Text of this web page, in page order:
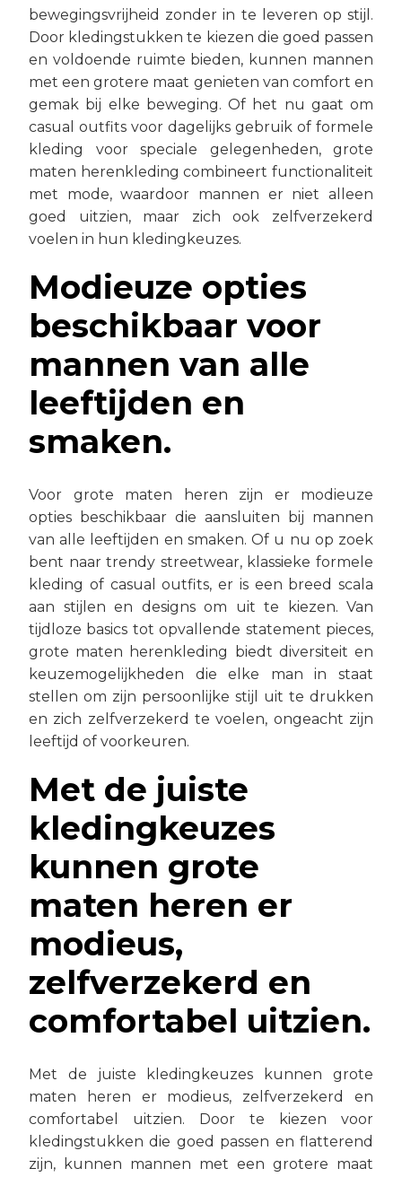
bewegingsvrijheid zonder in te leveren op stijl.
Door kledingstukken te kiezen die goed passen
en voldoende ruimte bieden, kunnen mannen
met een grotere maat genieten van comfort en
gemak bij elke beweging. Of het nu gaat om
casual outfits voor dagelijks gebruik of formele
kleding voor speciale gelegenheden, grote
maten herenkleding combineert functionaliteit
met mode, waardoor mannen er niet alleen
goed uitzien, maar zich ook zelfverzekerd
voelen in hun kledingkeuzes.
Modieuze opties
beschikbaar voor
mannen van alle
leeftijden en
smaken.
Voor grote maten heren zijn er modieuze
opties beschikbaar die aansluiten bij mannen
van alle leeftijden en smaken. Of u nu op zoek
bent naar trendy streetwear, klassieke formele
kleding of casual outfits, er is een breed scala
aan stijlen en designs om uit te kiezen. Van
tijdloze basics tot opvallende statement pieces,
grote maten herenkleding biedt diversiteit en
keuzemogelijkheden die elke man in staat
stellen om zijn persoonlijke stijl uit te drukken
en zich zelfverzekerd te voelen, ongeacht zijn
leeftijd of voorkeuren.
Met de juiste
kledingkeuzes
kunnen grote
maten heren er
modieus,
zelfverzekerd en
comfortabel uitzien.
Met de juiste kledingkeuzes kunnen grote
maten heren er modieus, zelfverzekerd en
comfortabel uitzien. Door te kiezen voor
kledingstukken die goed passen en flatterend
zijn, kunnen mannen met een grotere maat